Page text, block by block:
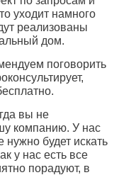
уходит намного
реализованы
дом.
поговорить
вы не
компанию. У нас
будет искать
у нас есть все
порадуют, в